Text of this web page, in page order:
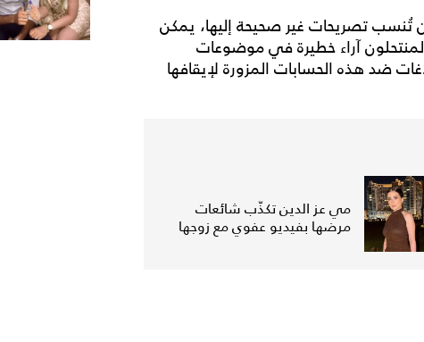
تُنسب تصريحات غير صحيحة إليها، يمكن
آراء خطيرة في موضوعات
ضد هذه الحسابات المزورة لإيقافها
مي عز الدين تكذّب شائعات
مرضها بفيديو عفوي مع زوجها